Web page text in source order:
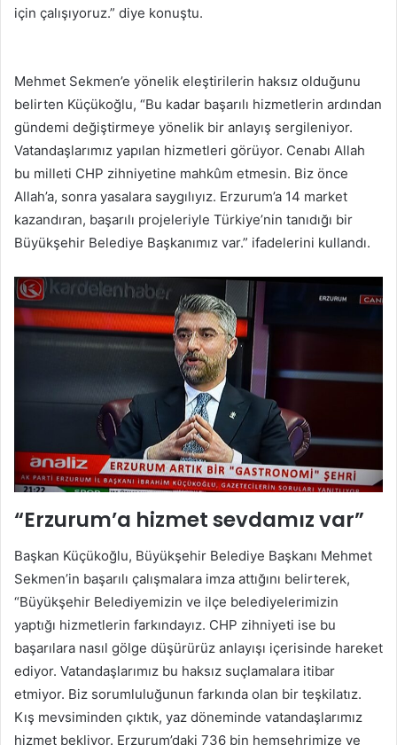
için çalışıyoruz.” diye konuştu.
Mehmet Sekmen’e yönelik eleştirilerin haksız olduğunu
belirten Küçükoğlu, “Bu kadar başarılı hizmetlerin ardından
gündemi değiştirmeye yönelik bir anlayış sergileniyor.
Vatandaşlarımız yapılan hizmetleri görüyor. Cenabı Allah
bu milleti CHP zihniyetine mahkûm etmesin. Biz önce
Allah’a, sonra yasalara saygılıyız. Erzurum’a 14 market
kazandıran, başarılı projeleriyle Türkiye’nin tanıdığı bir
Büyükşehir Belediye Başkanımız var.” ifadelerini kullandı.
“Erzurum’a hizmet sevdamız var”
Başkan Küçükoğlu, Büyükşehir Belediye Başkanı Mehmet
Sekmen’in başarılı çalışmalara imza attığını belirterek,
“Büyükşehir Belediyemizin ve ilçe belediyelerimizin
yaptığı hizmetlerin farkındayız. CHP zihniyeti ise bu
başarılara nasıl gölge düşürürüz anlayışı içerisinde hareket
ediyor. Vatandaşlarımız bu haksız suçlamalara itibar
etmiyor. Biz sorumluluğunun farkında olan bir teşkilatız.
Kış mevsiminden çıktık, yaz döneminde vatandaşlarımız
hizmet bekliyor. Erzurum’daki 736 bin hemşehrimize ve